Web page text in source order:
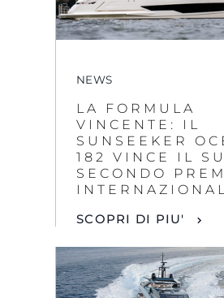
NEWS
LA FORMULA
VINCENTE: IL
SUNSEEKER
182 VINCE IL
SECONDO
SCOPRI DI PIU'